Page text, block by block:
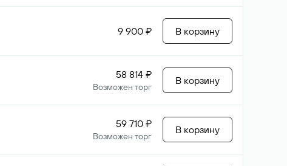
9 900 ₽ В корзину
58 814 ₽
Возможен торг
В корзину
59 710 ₽
Возможен торг
В корзину